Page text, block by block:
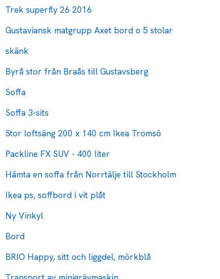
Trek superfly 26 2016
Gustaviansk matgrupp Axet bord o 5 stolar
skänk
Byrå stor från Braås till Gustavsberg
Soffa
Soffa 3-sits
Stor loftsäng 200 x 140 cm Ikea Tromsö
Packline FX SUV - 400 liter
Hämta en soffa från Norrtälje till Stockholm
Ikea ps, soffbord i vit plåt
Ny Vinkyl
Bord
BRIO Happy, sitt och liggdel, mörkblå